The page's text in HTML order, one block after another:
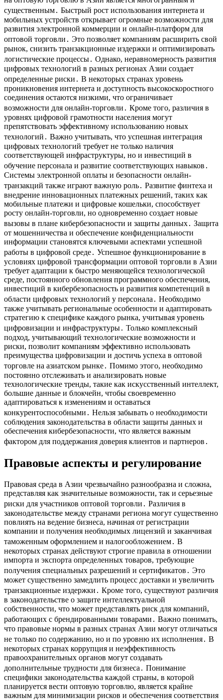
существенным․ Быстрый рост использования интернета и
мобильных устройств открывает огромные возможности для
развития электронной коммерции и онлайн-платформ для
оптовой торговли․ Это позволяет компаниям расширить свой
рынок, снизить транзакционные издержки и оптимизировать
логистические процессы․ Однако, неравномерность развития
цифровых технологий в разных регионах Азии создает
определенные риски․ В некоторых странах уровень
проникновения интернета и доступность высокоскоростного
соединения остаются низкими, что ограничивает
возможности для онлайн-торговли․ Кроме того, различия в
уровнях цифровой грамотности населения могут
препятствовать эффективному использованию новых
технологий․ Важно учитывать, что успешная интеграция
цифровых технологий требует не только наличия
соответствующей инфраструктуры, но и инвестиций в
обучение персонала и развитие соответствующих навыков․
Системы электронной оплаты и безопасности онлайн-
транзакций также играют важную роль․ Развитие финтеха и
внедрение инновационных платежных решений, таких как
мобильные платежи и цифровые кошельки, способствует
росту онлайн-торговли, но одновременно создает новые
вызовы в плане кибербезопасности и защиты данных․ Защита
от мошенничества и обеспечение конфиденциальности
информации становятся ключевыми аспектами успешной
работы в цифровой среде․ Успешное функционирование в
условиях цифровой трансформации оптовой торговли в Азии
требует адаптации к быстро меняющейся технологической
среде, постоянного обновления программного обеспечения,
инвестиций в кибербезопасность и развития компетенций в
области цифровых технологий у персонала․ Необходимо
также учитывать региональные особенности и адаптировать
стратегию к специфике каждого рынка, учитывая уровень
цифровизации и инфраструктуры․ Только комплексный
подход, учитывающий технологические возможности и
риски, позволит компаниям эффективно использовать
преимущества цифровизации и достичь успеха в оптовой
торговле на азиатском рынке․ Помимо этого, необходимо
постоянно отслеживать и анализировать новые
технологические тренды, такие как искусственный интеллект,
большие данные и блокчейн, чтобы своевременно
адаптироваться к изменениям и оставаться
конкурентоспособными․ Нельзя забывать о необходимости
соблюдения законодательства в области защиты данных и
обеспечения кибербезопасности, что является важным
фактором для поддержания доверия клиентов и партнеров․
Правовые аспекты и регулирование
Правовая среда в Азии чрезвычайно разнообразна и сложна,
представляя как значительные возможности, так и серьезные
риски для участников оптовой торговли․ Различия в
законодательстве между странами региона могут существенно
повлиять на ведение бизнеса, начиная от регистрации
компании и получения необходимых лицензий и заканчивая
таможенным оформлением и налогообложением․ В
некоторых странах действуют строгие правила в отношении
импорта и экспорта определенных товаров, требующие
получения специальных разрешений и сертификатов․ Это
может существенно замедлить процесс доставки и увеличить
транзакционные издержки․ Кроме того, существуют различия
в законодательстве о защите интеллектуальной
собственности, что может представлять риск для компаний,
работающих с брендированными товарами․ Важно понимать,
что правовые нормы в разных странах Азии могут отличаться
не только по содержанию, но и по уровню их исполнения․ В
некоторых странах коррупция и неэффективность
правоохранительных органов могут создавать
дополнительные трудности для бизнеса․ Понимание
специфики законодательства каждой страны, в которой
планируется вести оптовую торговлю, является крайне
важным для минимизации рисков и обеспечения соответствия